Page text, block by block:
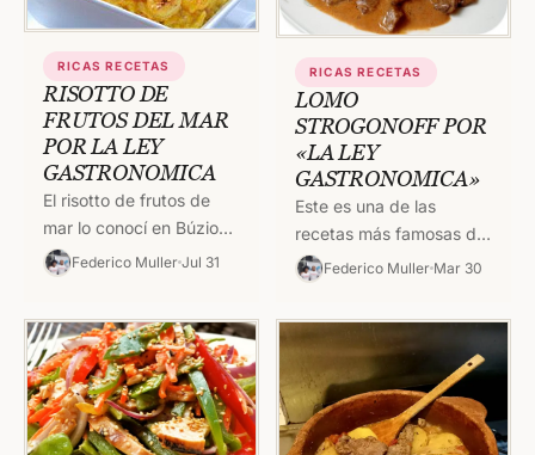
RICAS RECETAS
RISOTTO DE
FRUTOS DEL MAR
POR LA LEY
GASTRONOMICA
El risotto de frutos de
mar lo conocí en Búzios,
Río de Janeiro, Brasil. Vi
Federico Muller Jul 31
RICAS RECETAS
LOMO
STROGONOFF POR
«LA LEY
GASTRONOMICA»
Este es una de las
recetas más famosas del
universo. Es un plato
Revolución! Salió en…
Federico Muller Mar 30